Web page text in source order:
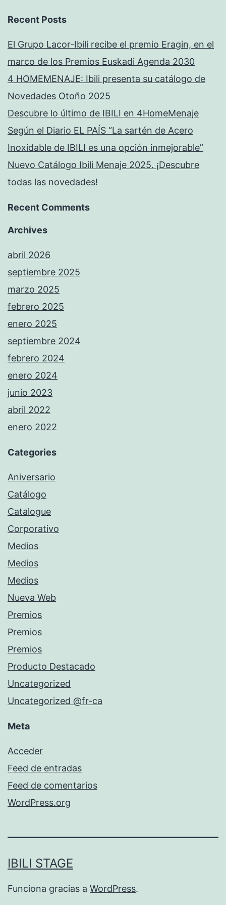
Recent Posts
El Grupo Lacor-Ibili recibe el premio Eragin, en el
marco de los Premios Euskadi Agenda 2030
4 HOMEMENAJE: Ibili presenta su catálogo de
Novedades Otoño 2025
Descubre lo último de IBILI en 4HomeMenaje
Según el Diario EL PAÍS “La sartén de Acero
Inoxidable de IBILI es una opción inmejorable”
Nuevo Catálogo Ibili Menaje 2025. ¡Descubre
todas las novedades!
Recent Comments
Archives
abril 2026
septiembre 2025
marzo 2025
febrero 2025
enero 2025
septiembre 2024
febrero 2024
enero 2024
junio 2023
abril 2022
enero 2022
Categories
Aniversario
Catálogo
Catalogue
Corporativo
Medios
Medios
Medios
Nueva Web
Premios
Premios
Premios
Producto Destacado
Uncategorized
Uncategorized @fr-ca
Meta
Acceder
Feed de entradas
Feed de comentarios
WordPress.org
IBILI STAGE
Funciona gracias a WordPress.